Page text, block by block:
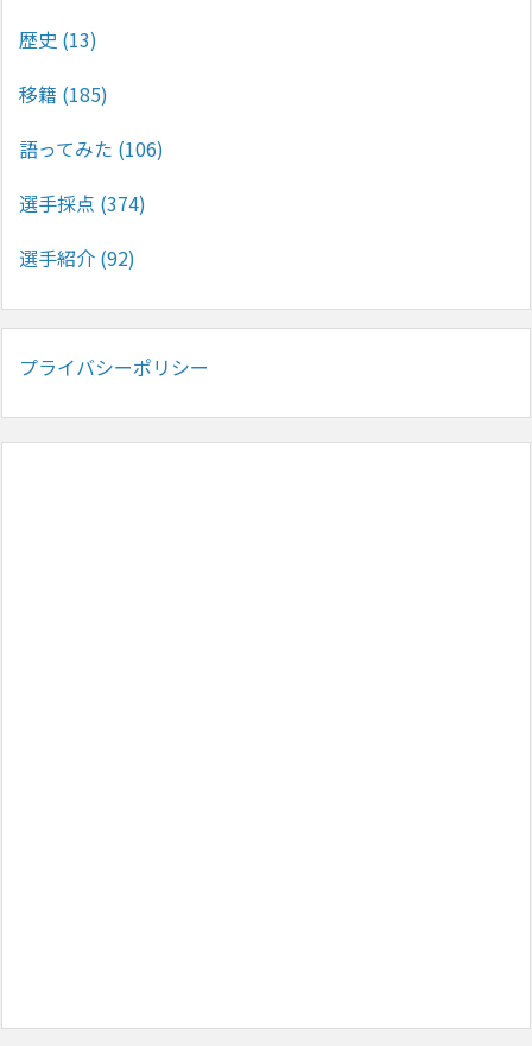
歴史 (13)
移籍 (185)
語ってみた (106)
選手採点 (374)
選手紹介 (92)
プライバシーポリシー